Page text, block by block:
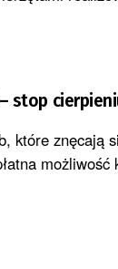
stop
które znęcają